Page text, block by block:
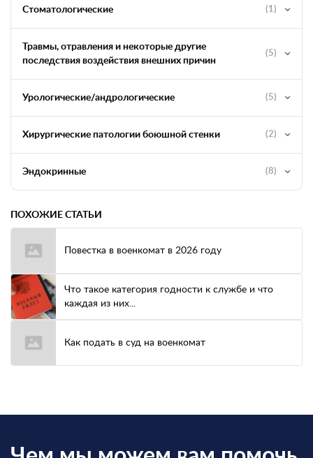
Стоматологические (1)
Травмы, отравления и некоторые другие
последствия воздействия внешних причин
(5)
Урологические/андрологические (5)
Хирургические патологии боюшной стенки (2)
Эндокринные (8)
ПОХОЖИЕ СТАТЬИ
Повестка в военкомат в 2026 году
Что такое категория годности к службе и что
каждая из них...
Как подать в суд на военкомат